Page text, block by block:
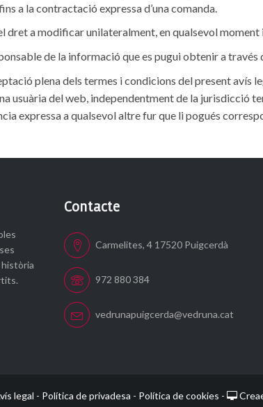
a la contractació expressa d’una comanda.
dret a modificar unilateralment, en qualsevol
de la informació que es pugui obtenir a través
plena dels termes i condicions del present
usuària del web, independentment de la
expressa a qualsevol altre fur que li pogués
Contacte
Carmelites, 4 17520 Puigcerdà
972 880 384
vedrunapuigcerda@vedruna.cat
legal - Política de privadesa - Política de cookies -